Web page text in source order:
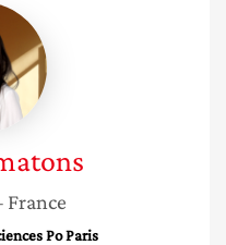
France
Po Paris